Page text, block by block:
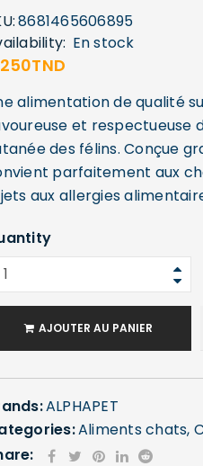
8681465606895
En stock
TND
alimentation de qualité
et respectueuse
des félins. Conçue
parfaitement aux
aux allergies
AJOUTER AU PANIER
ALPHAPET
Aliments chats,